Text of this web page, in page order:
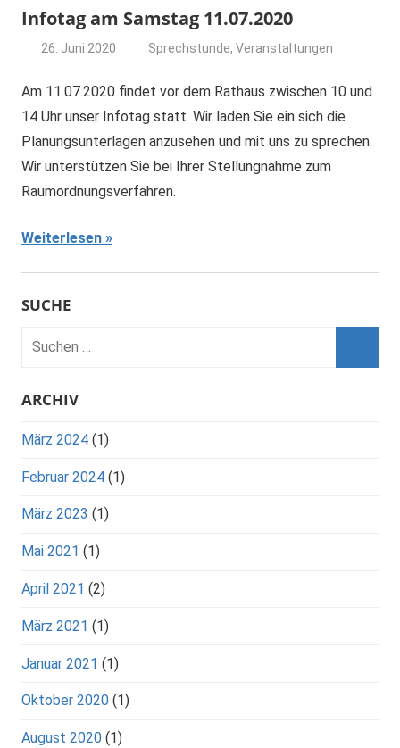
Infotag am Samstag 11.07.2020
26. Juni 2020
Sprechstunde,Veranstaltungen
Am 11.07.2020 findet vor dem Rathaus zwischen 10 und
14 Uhr unser Infotag statt. Wir laden Sie ein sich die
Planungsunterlagen anzusehen und mit uns zu sprechen.
Wir unterstützen Sie bei Ihrer Stellungnahme zum
Raumordnungsverfahren.
Weiterlesen
SUCHE
ARCHIV
März 2024 (1)
Februar 2024 (1)
März 2023 (1)
Mai 2021 (1)
April 2021 (2)
März 2021 (1)
Januar 2021 (1)
Oktober 2020 (1)
August 2020 (1)